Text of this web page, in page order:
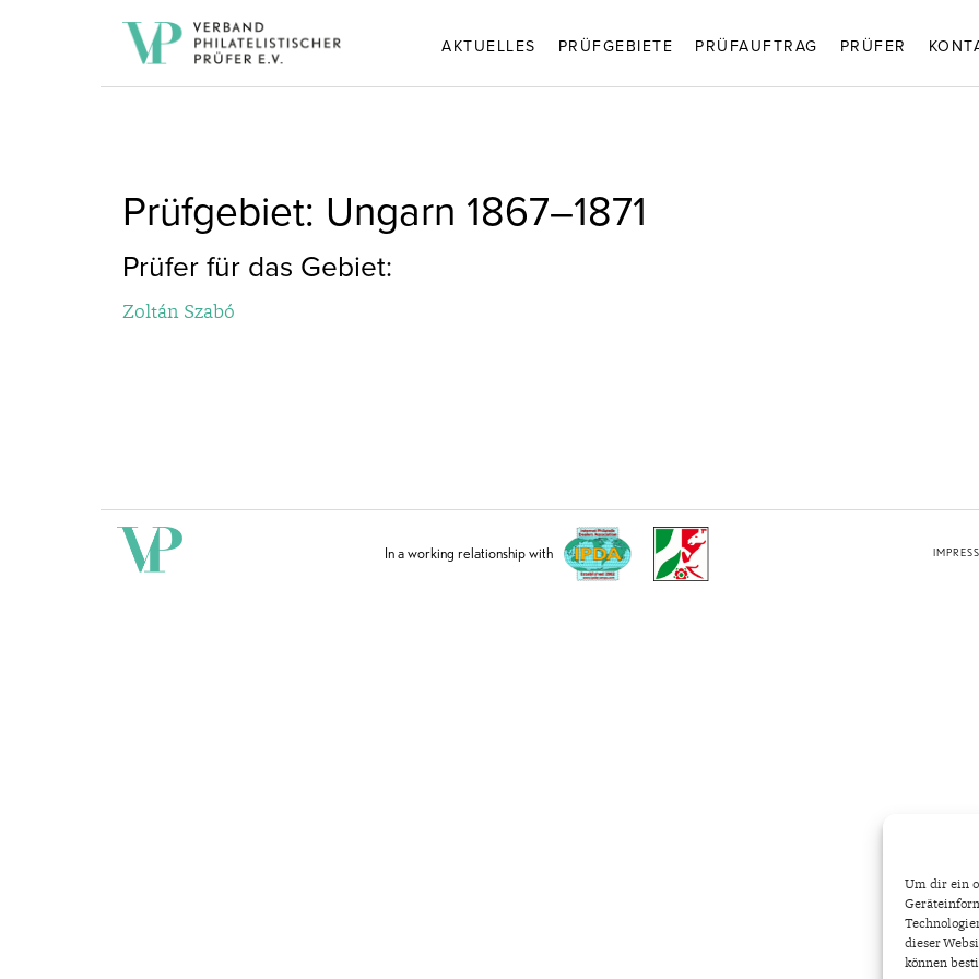
Um dir ein
dieser
können
AKTUELLES PRÜFGEBIETE PRÜFAUFTRAG PRÜFER
Prüfgebiet: Ungarn 1867–1871
Prüfer für das Gebiet:
Zoltán Szabó
In a working relationship with